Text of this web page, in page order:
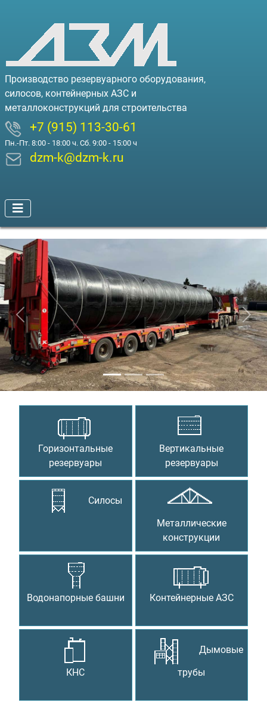
Производство резервуарного оборудования,
силосов, контейнерных АЗС и
металлоконструкций для строительства
+7 (915) 113-30-61
Пн.-Пт. 8:00 - 18:00 ч. Сб. 9:00 - 15:00 ч
dzm-k@dzm-k.ru
Предыдущий
Горизонтальные
резервуары
Вертикальные
резервуары
Силосы
Металлические
конструкции
Водонапорные башни Контейнерные АЗС
КНС
Дымовые
трубы